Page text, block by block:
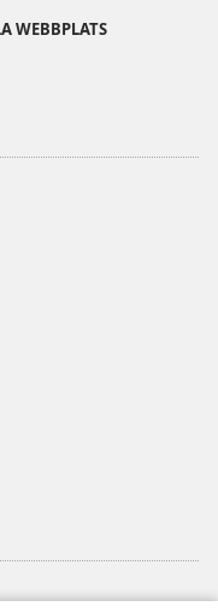
WEBBPLATS